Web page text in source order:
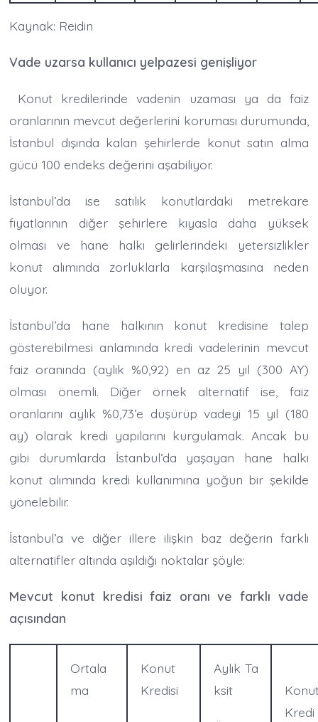
Kaynak: Reidin
Vade uzarsa kullanıcı yelpazesi genişliyor
Konut kredilerinde vadenin uzaması ya da faiz
oranlarının mevcut değerlerini koruması durumunda,
İstanbul dışında kalan şehirlerde konut satın alma
gücü 100 endeks değerini aşabiliyor.
İstanbul’da ise satılık konutlardaki metrekare
fiyatlarının diğer şehirlere kıyasla daha yüksek
olması ve hane halkı gelirlerindeki yetersizlikler
konut alımında zorluklarla karşılaşmasına neden
oluyor.
İstanbul’da hane halkının konut kredisine talep
gösterebilmesi anlamında kredi vadelerinin mevcut
faiz oranında (aylık %0,92) en az 25 yıl (300 AY)
olması önemli. Diğer örnek alternatif ise, faiz
oranlarını aylık %0,73’e düşürüp vadeyi 15 yıl (180
ay) olarak kredi yapılarını kurgulamak. Ancak bu
gibi durumlarda İstanbul’da yaşayan hane halkı
konut alımında kredi kullanımına yoğun bir şekilde
yönelebilir.
İstanbul’a ve diğer illere ilişkin baz değerin farklı
alternatifler altında aşıldığı noktalar şöyle:
Mevcut konut kredisi faiz oranı ve farklı vade
açısından
Ortala
ma
Konut
Kredisi
Aylık Ta
ksit
Kredi